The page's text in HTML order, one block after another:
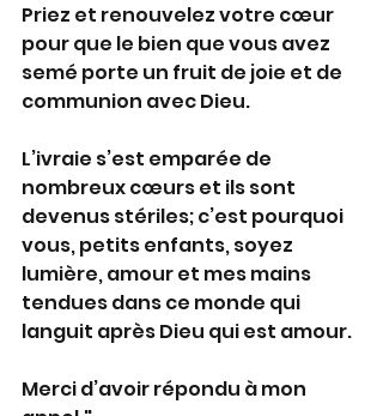
Priez et renouvelez votre cœur
pour que le bien que vous avez
semé porte un fruit de joie et de
communion avec Dieu.
L’ivraie s’est emparée de
nombreux cœurs et ils sont
devenus stériles; c’est pourquoi
vous, petits enfants, soyez
lumière, amour et mes mains
tendues dans ce monde qui
languit après Dieu qui est amour.
Merci d’avoir répondu à mon